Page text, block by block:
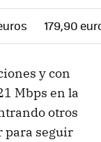
179,90
y con
Mbps en la
otros
para seguir